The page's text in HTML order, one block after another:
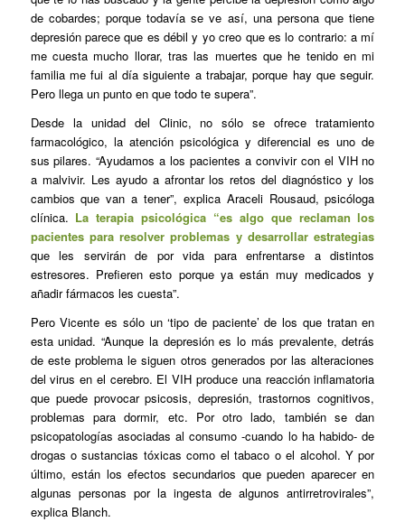
de cobardes; porque todavía se ve así, una persona que tiene
depresión parece que es débil y yo creo que es lo contrario: a mí
me cuesta mucho llorar, tras las muertes que he tenido en mi
familia me fui al día siguiente a trabajar, porque hay que seguir.
Pero llega un punto en que todo te supera”.
Desde la unidad del Clinic, no sólo se ofrece tratamiento
farmacológico, la atención psicológica y diferencial es uno de
sus pilares. “Ayudamos a los pacientes a convivir con el VIH no
a malvivir. Les ayudo a afrontar los retos del diagnóstico y los
cambios que van a tener”, explica Araceli Rousaud, psicóloga
clínica. La terapia psicológica “es algo que reclaman los
pacientes para resolver problemas y desarrollar estrategias
que les servirán de por vida para enfrentarse a distintos
estresores. Prefieren esto porque ya están muy medicados y
añadir fármacos les cuesta”.
Pero Vicente es sólo un ‘tipo de paciente’ de los que tratan en
esta unidad. “Aunque la depresión es lo más prevalente, detrás
de este problema le siguen otros generados por las alteraciones
del virus en el cerebro. El VIH produce una reacción inflamatoria
que puede provocar psicosis, depresión, trastornos cognitivos,
problemas para dormir, etc. Por otro lado, también se dan
psicopatologías asociadas al consumo -cuando lo ha habido- de
drogas o sustancias tóxicas como el tabaco o el alcohol. Y por
último, están los efectos secundarios que pueden aparecer en
algunas personas por la ingesta de algunos antirretrovirales”,
explica Blanch.